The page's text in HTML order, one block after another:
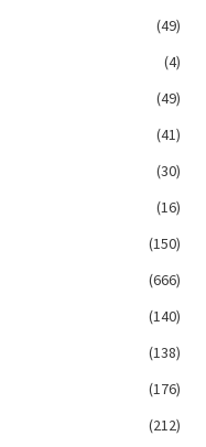
(49)
(4)
(49)
(41)
(30)
(16)
(150)
(666)
(140)
(138)
(176)
(212)